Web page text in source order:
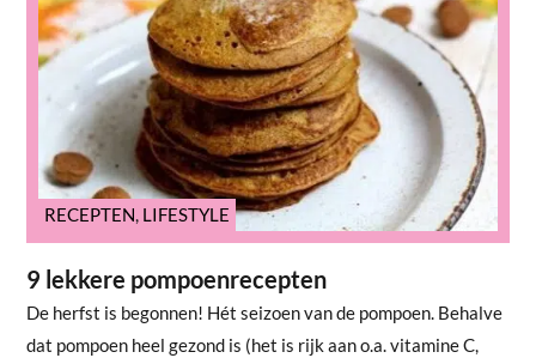
RECEPTEN, LIFESTYLE
9 lekkere pompoenrecepten
De herfst is begonnen! Hét seizoen van de pompoen. Behalve
dat pompoen heel gezond is (het is rijk aan o.a. vitamine C,